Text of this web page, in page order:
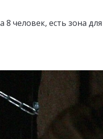
8 человек, есть зона